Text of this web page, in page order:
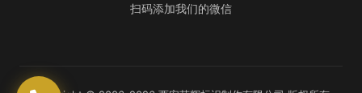
扫码添加我们的微信